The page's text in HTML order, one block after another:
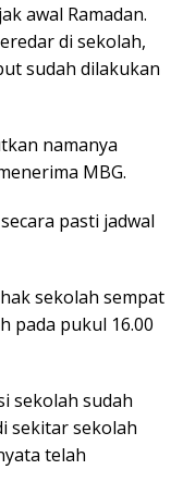
awal Ramadan.
di sekolah,
sudah dilakukan
namanya
MBG.
pasti jadwal
sekolah sempat
pada pukul 16.00
sekolah sudah
sekitar sekolah
telah